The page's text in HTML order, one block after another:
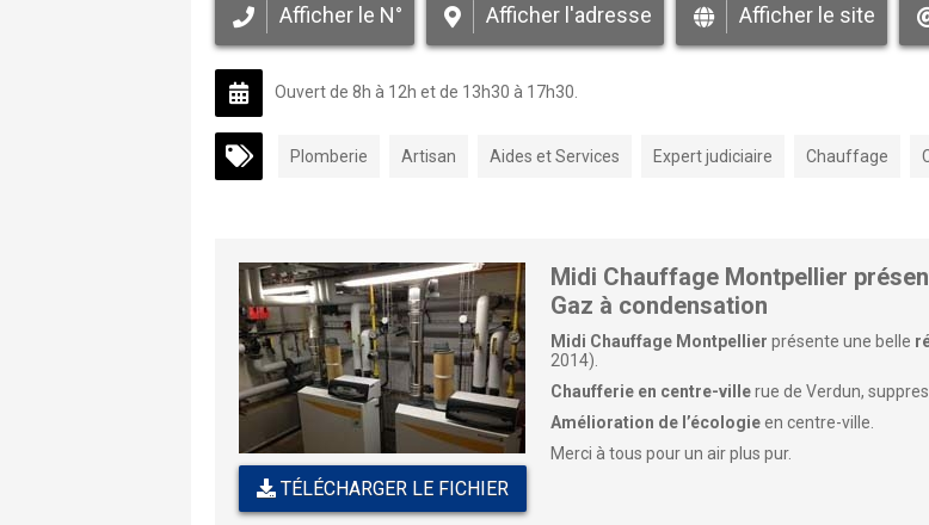
Afficher le N° Afficher l'adresse Afficher le site
Ouvert de 8h à 12h et de 13h30 à 17h30.
Plomberie Artisan Aides et Services Expert judiciaire Chauffage
TÉLÉCHARGER LE FICHIER
Midi Chauffage Montpellier
Gaz à condensation
Midi Chauffage Montpellier présente une belle
2014).
Chaufferie en centre-villerue de Verdun,
Amélioration de l’écologieen centre-ville.
Merci à tous pour un air plus pur.